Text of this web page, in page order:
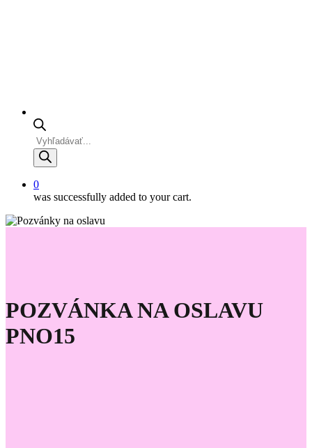
Products
search
0
was successfully added to your cart.
POZVÁNKA NA OSLAVU
PNO15